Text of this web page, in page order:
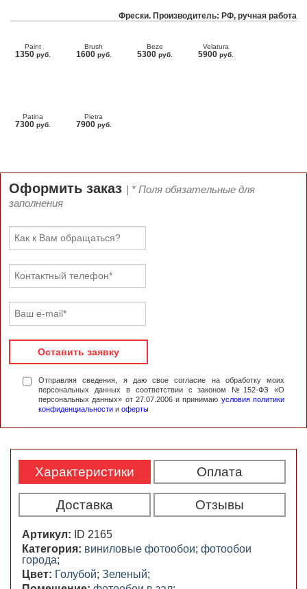
Фрески. Производитель: РФ, ручная работа
Paint
1350 руб.
Brush
1600 руб.
Beze
5300 руб.
Velatura
5900 руб.
Patina
7300 руб.
Pietra
7900 руб.
Оформить заказ | * Поля обязательные для
заполнения
Оставить заявку
Отправляя сведения, я даю свое согласие на обработку моих
персональных данных в соответствии с законом №152-ФЗ «О
персональных данных» от 27.07.2006 и принимаю условия политики
конфиденциальности и оферты
Характеристики Оплата
Доставка Отзывы
Артикул:
ID 2165
Категория: виниловые фотообои; фотообои
города;
Цвет: Голубой; Зеленый;